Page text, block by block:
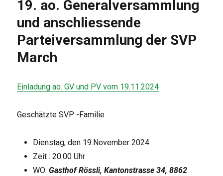
Voranschlag
zur
Annahme
19. ao. Generalversammlung
und anschliessende
Parteiversammlung der SVP
March
Einladung ao. GV und PV vom 19.11.2024
Geschätzte SVP -Familie
Dienstag, den 19.November 2024
Zeit : 20:00 Uhr
WO:Gasthof Rössli, Kantonstrasse 34, 8862